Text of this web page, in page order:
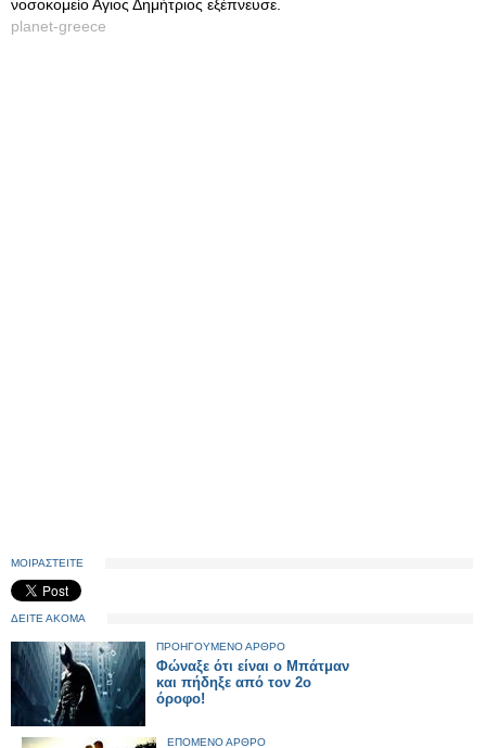
νοσοκομείο Αγιος Δημήτριος εξέπνευσε.
planet-greece
ΜΟΙΡΑΣΤΕΙΤΕ
ΔΕΙΤΕ ΑΚΟΜΑ
ΠΡΟΗΓΟΥΜΕΝΟ ΑΡΘΡΟ
Φώναξε ότι είναι ο Μπάτμαν
και πήδηξε από τον 2ο
όροφο!
ΕΠΟΜΕΝΟ ΑΡΘΡΟ